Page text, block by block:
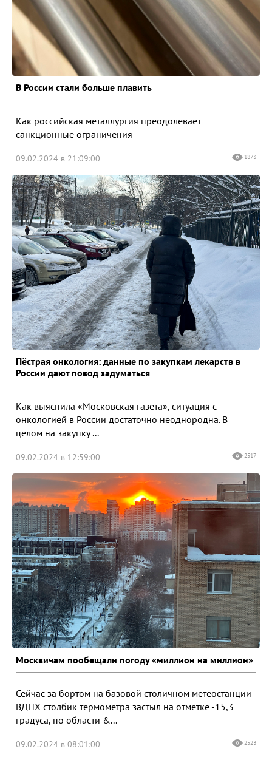
В России стали больше плавить
Как российская металлургия преодолевает
санкционные ограничения
09.02.2024 в 21:09:00 1873
Пёстрая онкология: данные по закупкам лекарств в
России дают повод задуматься
Как выяснила «Московская газета», ситуация с
онкологией в России достаточно неоднородна. В
целом на закупку ...
09.02.2024 в 12:59:00 2517
Москвичам пообещали погоду «миллион на миллион»
Сейчас за бортом на базовой столичном метеостанции
ВДНХ столбик термометра застыл на отметке -15,3
градуса, по области &...
09.02.2024 в 08:01:00 2523